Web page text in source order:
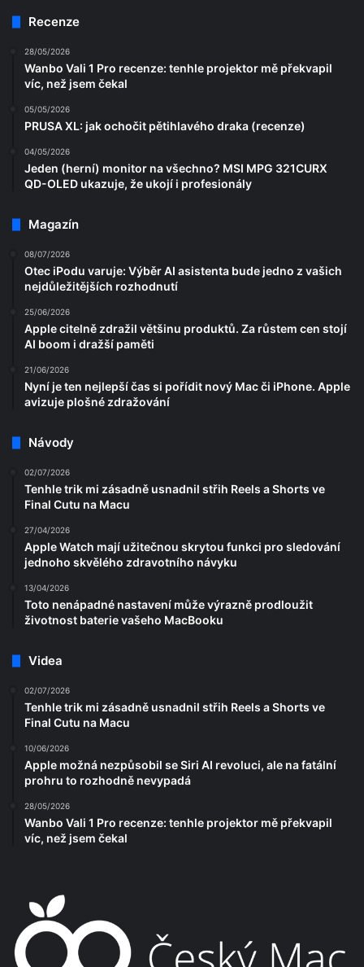
Recenze
28/05/2026
Wanbo Vali 1 Pro recenze: tenhle projektor mě překvapil
víc, než jsem čekal
05/05/2026
PRUSA XL: jak ochočit pětihlavého draka (recenze)
04/05/2026
Jeden (herní) monitor na všechno? MSI MPG 321CURX
QD-OLED ukazuje, že ukojí i profesionály
Magazín
08/07/2026
Otec iPodu varuje: Výběr AI asistenta bude jedno z vašich
nejdůležitějších rozhodnutí
25/06/2026
Apple citelně zdražil většinu produktů. Za růstem cen stojí
AI boom i dražší paměti
21/06/2026
Nyní je ten nejlepší čas si pořídit nový Mac či iPhone. Apple
avizuje plošné zdražování
Návody
02/07/2026
Tenhle trik mi zásadně usnadnil střih Reels a Shorts ve
Final Cutu na Macu
27/04/2026
Apple Watch mají užitečnou skrytou funkci pro sledování
jednoho skvělého zdravotního návyku
13/04/2026
Toto nenápadné nastavení může výrazně prodloužit
životnost baterie vašeho MacBooku
Videa
02/07/2026
Tenhle trik mi zásadně usnadnil střih Reels a Shorts ve
Final Cutu na Macu
10/06/2026
Apple možná nezpůsobil se Siri AI revoluci, ale na fatální
prohru to rozhodně nevypadá
28/05/2026
Wanbo Vali 1 Pro recenze: tenhle projektor mě překvapil
víc, než jsem čekal